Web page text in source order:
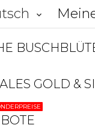
keyboard_arrow_down
GOLD &